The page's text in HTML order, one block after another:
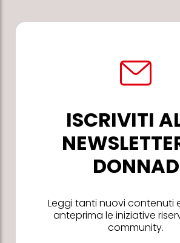
ISCRIVITI
DONNAD
Leggi tanti nuovi contenuti
anteprima le iniziative
community.